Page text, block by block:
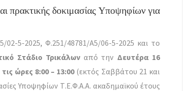
πρακτικής δοκιμασίας Υποψηφίων για
5-2025, Φ.251/48781/Α5/06-5-2025 και το
Στάδιο Τρικάλων από την Δευτέρα 16
ώρες 8:00 – 13:00(εκτός Σαββάτου 21 και
Υποψηφίων Τ.Ε.Φ.Α.Α. ακαδημαϊκού έτους